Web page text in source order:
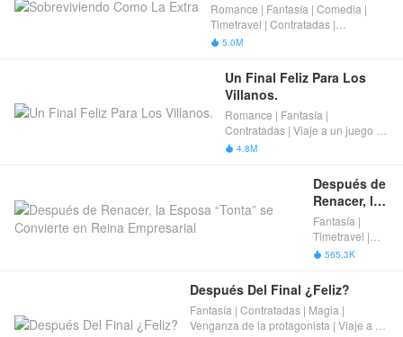
Romance | Fantasía | Comedia |
Timetravel | Contratadas |
Reencarnación | Completas
 5.0M
Un Final Feliz Para Los
Villanos.
Romance | Fantasía |
Contratadas | Viaje a un juego |
Reencarnación | Completas
 4.8M
Después de
Renacer, la
Esposa
“Tonta” se
Convierte
Empresarial
Fantasía |
Timetravel |
CEO | Amor
| Amor eterno |
Reencarnación
| Completas
 565.3K
Después Del Final ¿Feliz?
Fantasía | Contratadas | Magia |
Venganza de la protagonista | Viaje a un